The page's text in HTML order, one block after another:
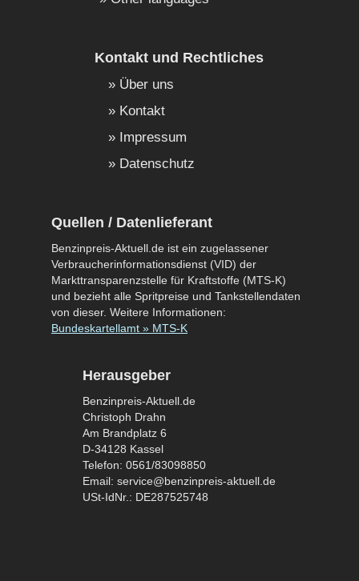
Kontakt und Rechtliches
Über uns
Kontakt
Impressum
Datenschutz
Quellen / Datenlieferant
Benzinpreis-Aktuell.de ist ein zugelassener
Verbraucherinformationsdienst (VID) der
Markttransparenzstelle für Kraftstoffe (MTS-K)
und bezieht alle Spritpreise und Tankstellendaten
von dieser. Weitere Informationen:
Bundeskartellamt » MTS-K
Herausgeber
Benzinpreis-Aktuell.de
Christoph Drahn
Am Brandplatz 6
D-34128 Kassel
Telefon: 0561/83098850
Email: service@benzinpreis-aktuell.de
USt-IdNr.: DE287525748